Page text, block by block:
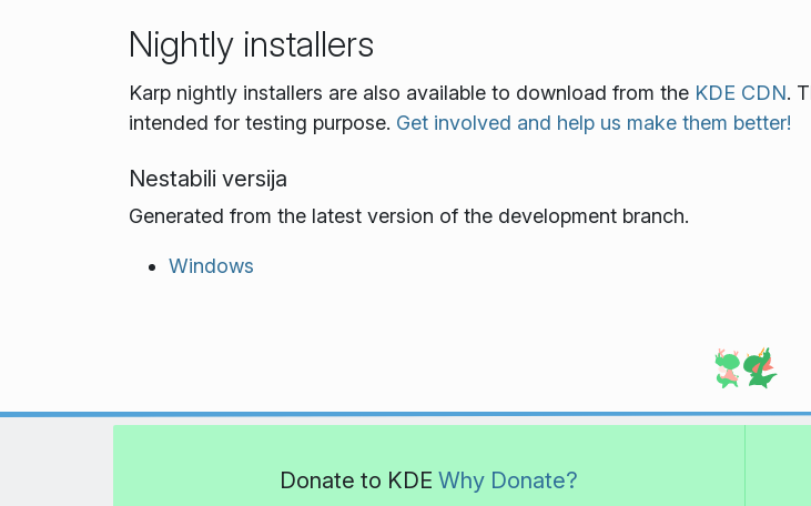
Nightly installers
Karp nightly installers are also available to download from the KDE CDN.
intended for testing purpose. Get involved and help us make them better!
Nestabili versija
Generated from the latest version of the development branch.
Windows
Donate to KDE Why Donate?